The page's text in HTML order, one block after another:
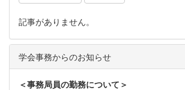
記事がありません。
学会事務からのお知らせ
＜事務局員の勤務について＞